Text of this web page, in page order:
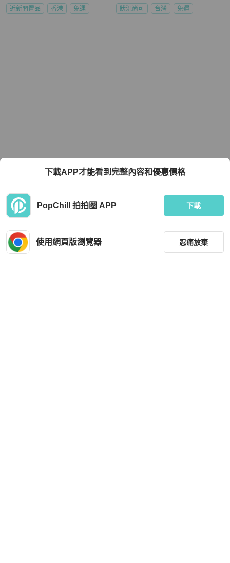
近新閒置品 香港 免運 狀況尚可 台灣 免運
下載APP才能看到完整內容和優惠價格
PopChill 拍拍圈 APP 下載
使用網頁版瀏覽器 忍痛放棄